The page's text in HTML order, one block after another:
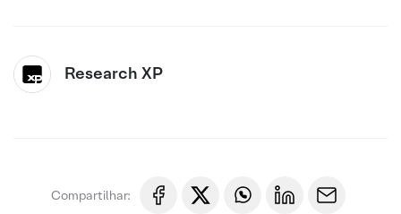
Research XP
Compartilhar: